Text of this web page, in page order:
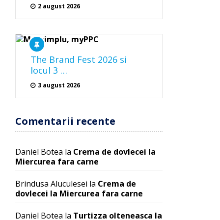
2 august 2026
The Brand Fest 2026 si
locul 3 …
3 august 2026
Comentarii recente
Daniel Botea la Crema de dovlecei la
Miercurea fara carne
Brindusa Aluculesei la Crema de
dovlecei la Miercurea fara carne
Daniel Botea la Turtizza olteneasca la